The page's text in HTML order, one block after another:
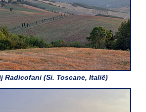
Radicofani (Si. Toscane, Italië)